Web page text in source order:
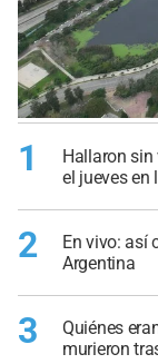
1
Hallaron
el jueves en
2
En vivo: así
Argentina
3
Quiénes
murieron